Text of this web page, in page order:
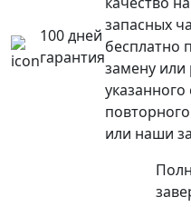
100 дней
гарантия
запасных
бесплатно
замену или
или наши